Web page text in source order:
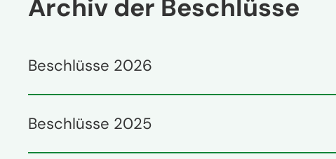
Archiv der Beschlüsse
Beschlüsse 2026
Beschlüsse 2025